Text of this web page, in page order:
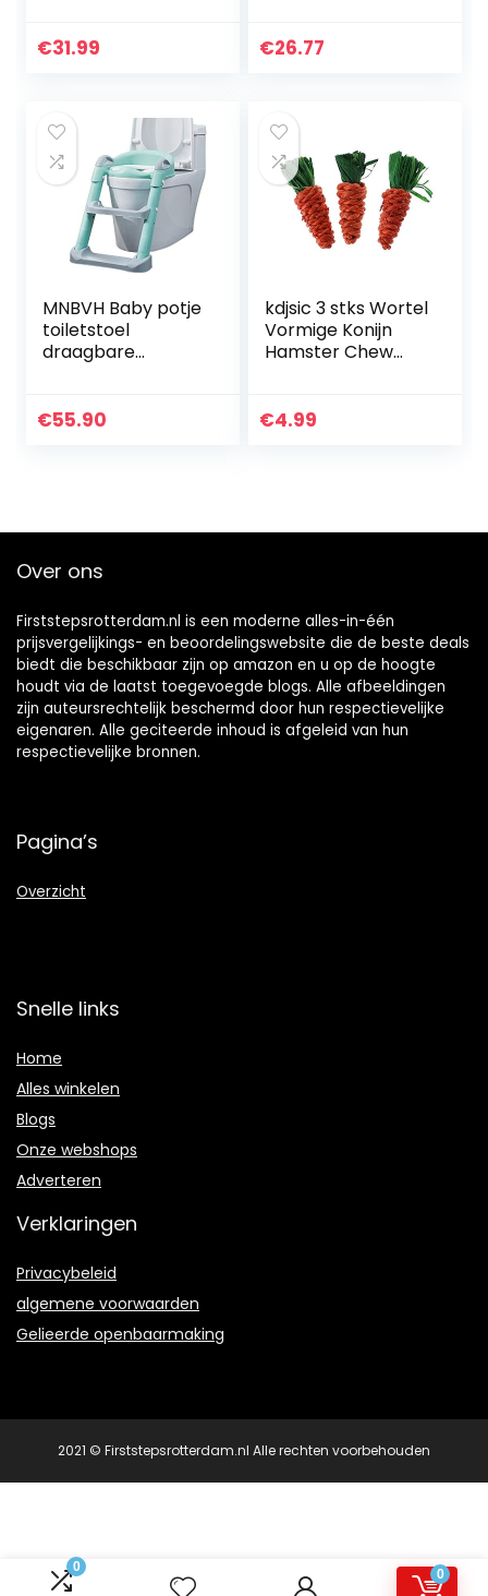
0
0
van KiNDERWELT
€31.99 €26.77
MNBVH Baby potje
toiletstoel
draagbare
kinderstoel met
€55.90
kdjsic 3 stks Wortel
Vormige Konijn
Hamster Chew
Speelgoed
€4.99
Over ons
Firststepsrotterdam.nl is een moderne alles-in-één
prijsvergelijkings- en beoordelingswebsite die de beste deals
biedt die beschikbaar zijn op amazon en u op de hoogte
houdt via de laatst toegevoegde blogs. Alle afbeeldingen
zijn auteursrechtelijk beschermd door hun respectievelijke
eigenaren. Alle geciteerde inhoud is afgeleid van hun
respectievelijke bronnen.
Pagina’s
Overzicht
Snelle links
Home
Alles winkelen
Blogs
Onze webshops
Adverteren
Verklaringen
Privacybeleid
algemene voorwaarden
Gelieerde openbaarmaking
2021 © Firststepsrotterdam.nl Alle rechten voorbehouden